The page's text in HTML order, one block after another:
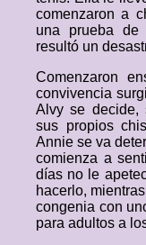
comenzaron a
una prueba
resultó un
Comenzaron
convivencia
Alvy se decide,
sus propios
Annie se va
comienza a
días no le
hacerlo,
congenia con
para adultos a